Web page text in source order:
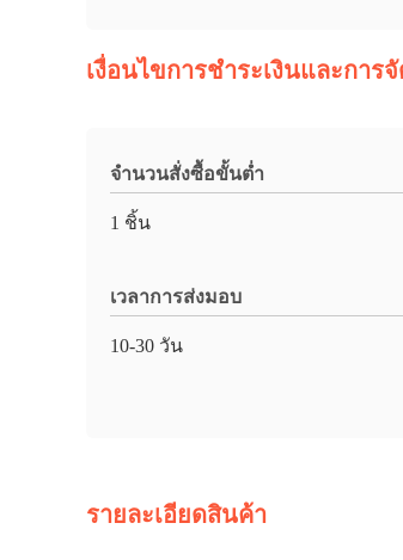
เงื่อนไขการชำระเงินและการ
จำนวนสั่งซื้อขั้นต่ำ
1 ชิ้น
เวลาการส่งมอบ
10-30 วัน
รายละเอียดสินค้า